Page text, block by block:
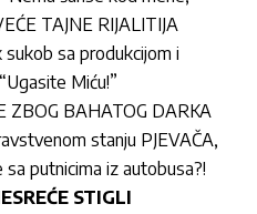
TAJNE RIJALITIJA
sa produkcijom i
Miću!”
ZBOG BAHATOG DARKA
stanju PJEVAČA,
putnicima iz autobusa?!
STIGLI